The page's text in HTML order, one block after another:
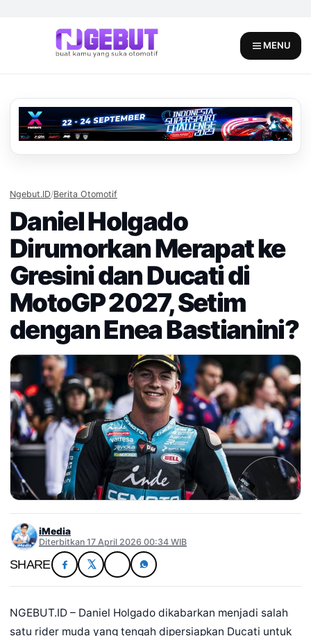
MENU
Ngebut.ID/Berita Otomotif
Daniel Holgado
Dirumorkan Merapat ke
Gresini dan Ducati di
MotoGP 2027, Setim
dengan Enea Bastianini?
iMedia
Diterbitkan 17 April 2026 00:34 WIB
SHARE
NGEBUT.ID – Daniel Holgado dikabarkan menjadi salah
satu rider muda yang tengah dipersiapkan Ducati untuk